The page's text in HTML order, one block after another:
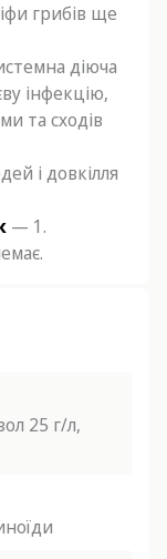
грибів ще
діюча
інфекцію,
та сходів
і довкілля
— 1.
25 г/л,